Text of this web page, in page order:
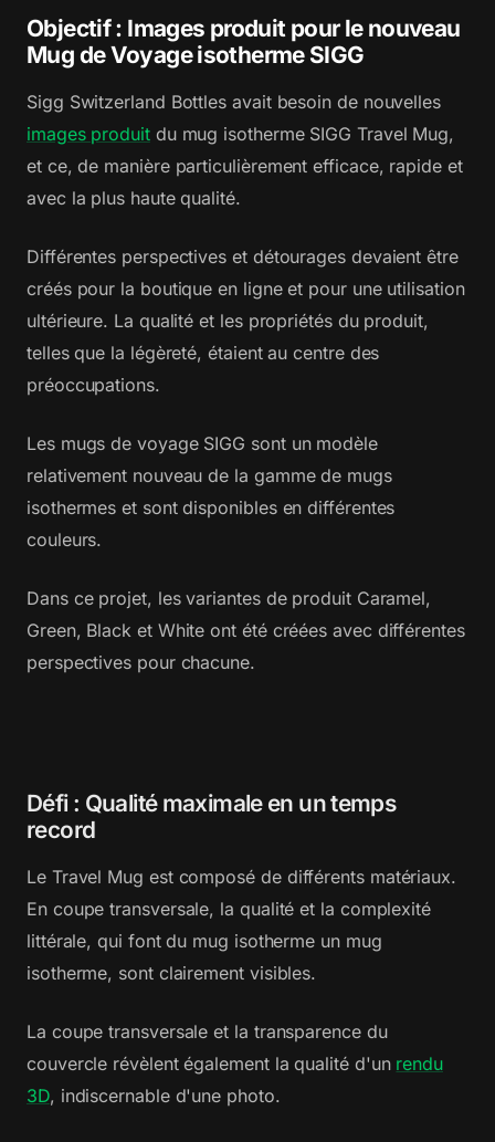
Objectif : Images produit pour le nouveau
Mug de Voyage isotherme SIGG
Sigg Switzerland Bottles avait besoin de nouvelles
images produitdu mug isotherme SIGG Travel Mug,
et ce, de manière particulièrement efficace, rapide et
avec la plus haute qualité.
Différentes perspectives et détourages devaient être
créés pour la boutique en ligne et pour une utilisation
ultérieure. La qualité et les propriétés du produit,
telles que la légèreté, étaient au centre des
préoccupations.
Les mugs de voyage SIGG sont un modèle
relativement nouveau de la gamme de mugs
isothermes et sont disponibles en différentes
couleurs.
Dans ce projet, les variantes de produit Caramel,
Green, Black et White ont été créées avec différentes
perspectives pour chacune.
Défi : Qualité maximale en un temps
record
Le Travel Mug est composé de différents matériaux.
En coupe transversale, la qualité et la complexité
littérale, qui font du mug isotherme un mug
isotherme, sont clairement visibles.
La coupe transversale et la transparence du
couvercle révèlent également la qualité d'un rendu
3D, indiscernable d'une photo.